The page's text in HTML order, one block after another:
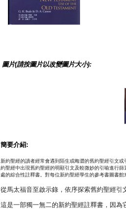
圖片(請按圖片以改變圖片大小):
簡要介紹:
新約聖經的讀者經常會遇到陌生或晦澀的舊約聖經引文
約聖經中出現舊約聖經的明顯引文及較微妙的引喻進行
處的綜合性註釋書。對每位新約聖經學生的參考書圖書館
從馬太福音至啟示錄，依序探索舊約聖經引
這是一部獨一無二的新約聖經註釋書，因